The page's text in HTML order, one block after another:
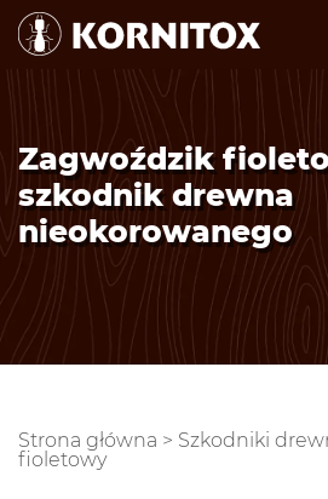
Zagwoździk
szkodnik drewna
nieokorowanego
Strona główna > Szkodniki
fioletowy